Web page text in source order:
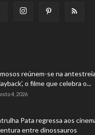
reúnem-se na
o filme que celebra o...
4, 2026
Pata regressa aos
entre dinossauros